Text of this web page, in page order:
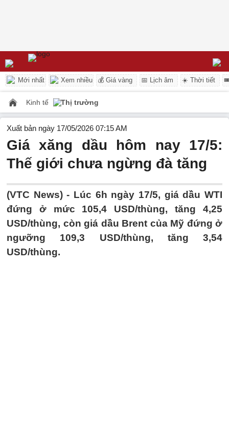
Mới nhất Xem nhiều 💰 Giá vàng 📅 Lịch âm ☀️ Thời tiết
Kinh tế Thị trường
Xuất bản ngày 17/05/2026 07:15 AM
Giá xăng dầu hôm nay 17/5:
Thế giới chưa ngừng đà tăng
(VTC News) - Lúc 6h ngày 17/5, giá dầu WTI
đứng ở mức 105,4 USD/thùng, tăng 4,25
USD/thùng, còn giá dầu Brent của Mỹ đứng ở
ngưỡng 109,3 USD/thùng, tăng 3,54
USD/thùng.